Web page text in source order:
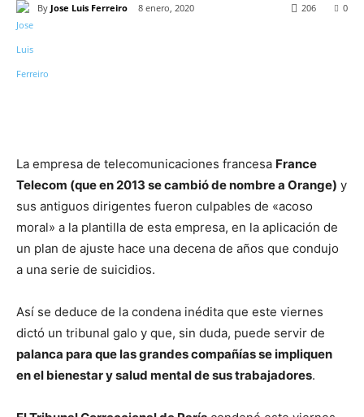
By Jose Luis Ferreiro 8 enero, 2020 0
206
La empresa de telecomunicaciones francesa France
Telecom (que en 2013 se cambió de nombre a Orange) y
sus antiguos dirigentes fueron culpables de «acoso
moral» a la plantilla de esta empresa, en la aplicación de
un plan de ajuste hace una decena de años que condujo
a una serie de suicidios.
Así se deduce de la condena inédita que este viernes
dictó un tribunal galo y que, sin duda, puede servir de
palanca para que las grandes compañías se impliquen
en el bienestar y salud mental de sus trabajadores.